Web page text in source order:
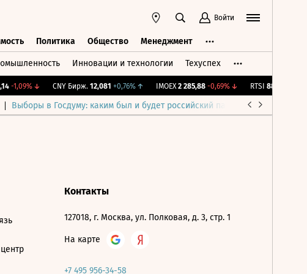
Войти
Политика Общество Менеджмент
Инновации и технологии Техуспех
-1,09%↓ CNY Бирж. 12,081 +0,76%↑ IMOEX 2 285,88 -0,69%↓ RTSI 884,56
Выборы в Госдуму: каким был и будет российский парламент
Контакты
127018, г. Москва, ул. Полковая, д. 3, стр. 1
На карте
+7 495 956-34-58